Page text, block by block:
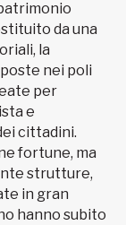
da una
la
nei poli
per
e
cittadini.
fortune, ma
strutture,
in gran
hanno subito